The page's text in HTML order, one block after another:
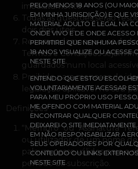
PELO MENOS 18 ANOS (OU
EM MINHA JURISDIÇÃO) E QUE
MATERIAL ADULTO É LEGAL NA
ONDE VIVO E DE ONDE ACESSO
PERMITIREI QUE NENHUMA
18 ANOS VISUALIZE OU ACESSE
NESTE SITE.
ENTENDO QUE ESTOU
VOLUNTARIAMENTE ACESSAR
PARA MEU PRÓPRIO USO
ME OFENDO COM MATERIAL
ENCONTRAR QUALQUER
DEIXAREI O SITE
EM NÃO RESPONSABILIZAR A
SEUS OPERADORES POR
CONTEÚDO OU LINKS
NESTE SITE.
imediatamente.
Todas as questões serão
dois dias úteis.
Recomendamos que os
Termos e Condições sejam
guardados num local
Proibido para menores de
legislação aplicável no seu
Definições
"Membro" ou "Assinatura"
ou utilizador de um nome
palavra-passe válidos para o
período da subscrição.